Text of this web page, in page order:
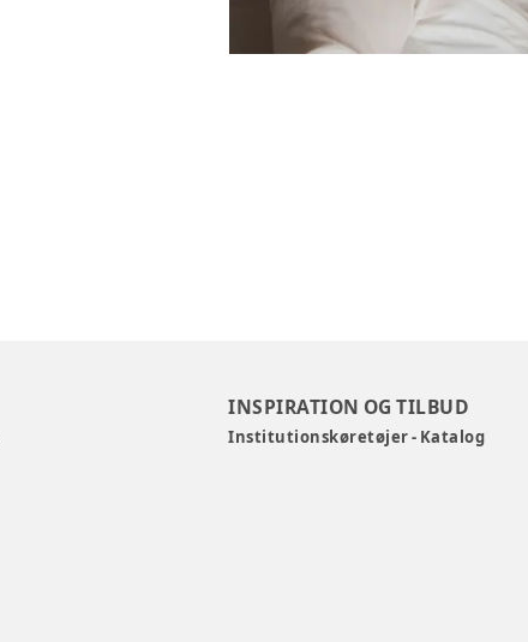
INSPIRATION OG TILBUD
Institutionskøretøjer - Katalog